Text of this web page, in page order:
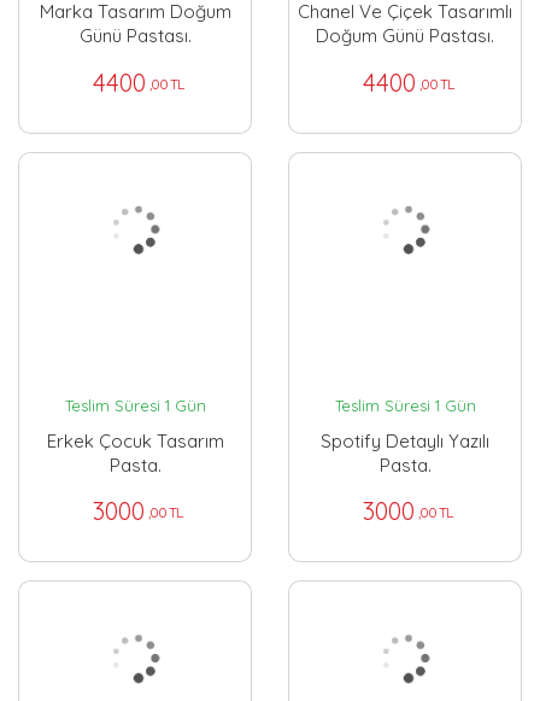
Marka Tasarım Doğum
Günü Pastası.
4400 ,00 TL
Chanel Ve Çiçek Tasarımlı
Doğum Günü Pastası.
4400 ,00 TL
Teslim Süresi 1 Gün
Erkek Çocuk Tasarım
Pasta.
3000 ,00 TL
Teslim Süresi 1 Gün
Spotify Detaylı Yazılı
Pasta.
3000 ,00 TL